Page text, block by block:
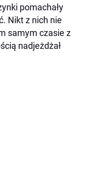
pomachały
Nikt z nich nie
samym czasie z
nadjeżdżał